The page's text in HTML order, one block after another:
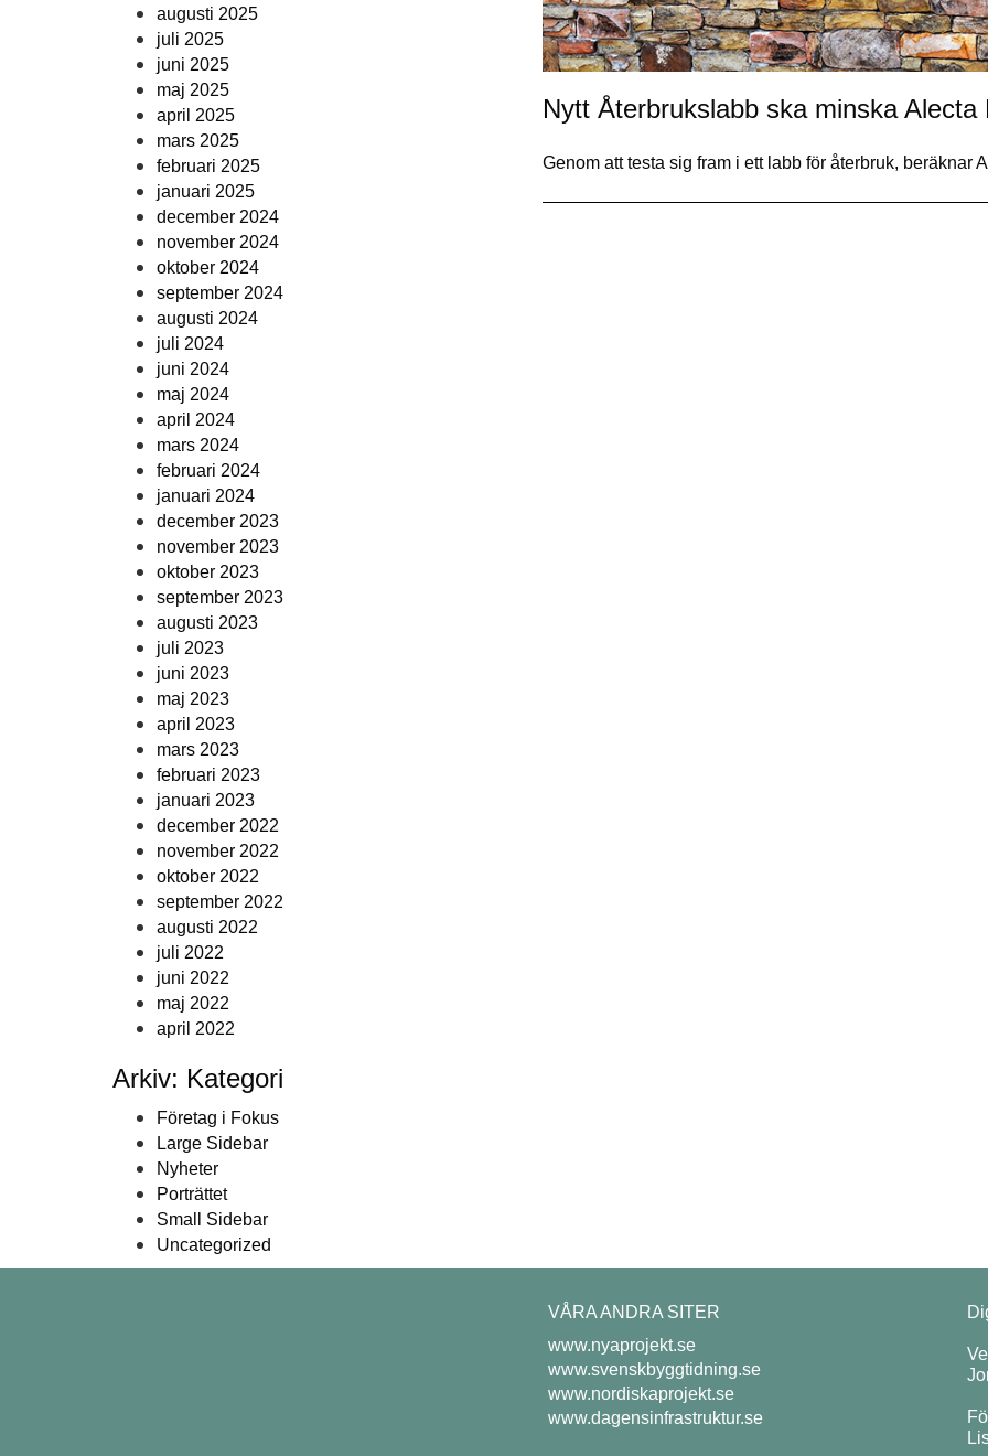
augusti 2025
juli 2025
juni 2025
maj 2025
april 2025
mars 2025
februari 2025
januari 2025
december 2024
november 2024
oktober 2024
september 2024
augusti 2024
juli 2024
juni 2024
maj 2024
april 2024
mars 2024
februari 2024
januari 2024
december 2023
november 2023
oktober 2023
september 2023
augusti 2023
juli 2023
juni 2023
maj 2023
april 2023
mars 2023
februari 2023
januari 2023
december 2022
november 2022
oktober 2022
september 2022
augusti 2022
juli 2022
juni 2022
maj 2022
april 2022
Arkiv: Kategori
Företag i Fokus
Large Sidebar
Nyheter
Porträttet
Small Sidebar
Uncategorized
Nytt Återbrukslabb ska minska
Genom att testa sig fram i ett labb för återbruk,
VÅRA ANDRA SITER
www.nyaprojekt.se
www.svenskbyggtidning.se
www.nordiskaprojekt.se
www.dagensinfrastruktur.se